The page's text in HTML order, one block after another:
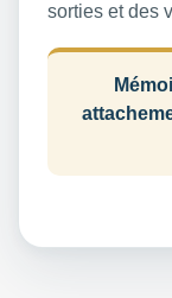
sorties et des